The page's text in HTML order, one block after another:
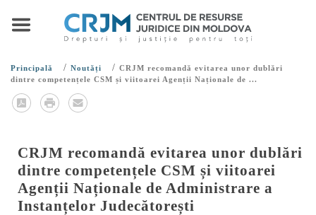
Principală / Noutăți / CRJM recomandă evitarea unor dublări
dintre competențele CSM și viitoarei Agenții Naționale de ...
CRJM recomandă evitarea unor dublări
dintre competențele CSM și viitoarei
Agenții Naționale de Administrare a
Instanțelor Judecătorești